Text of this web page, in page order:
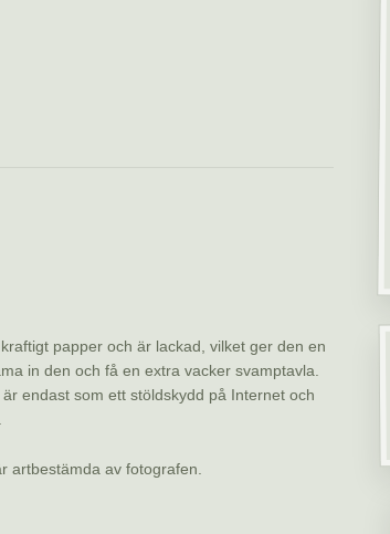
papper och är lackad, vilket ger den en
in den och få en extra vacker svamptavla.
är endast som ett stöldskydd på Internet och
artbestämda av fotografen.